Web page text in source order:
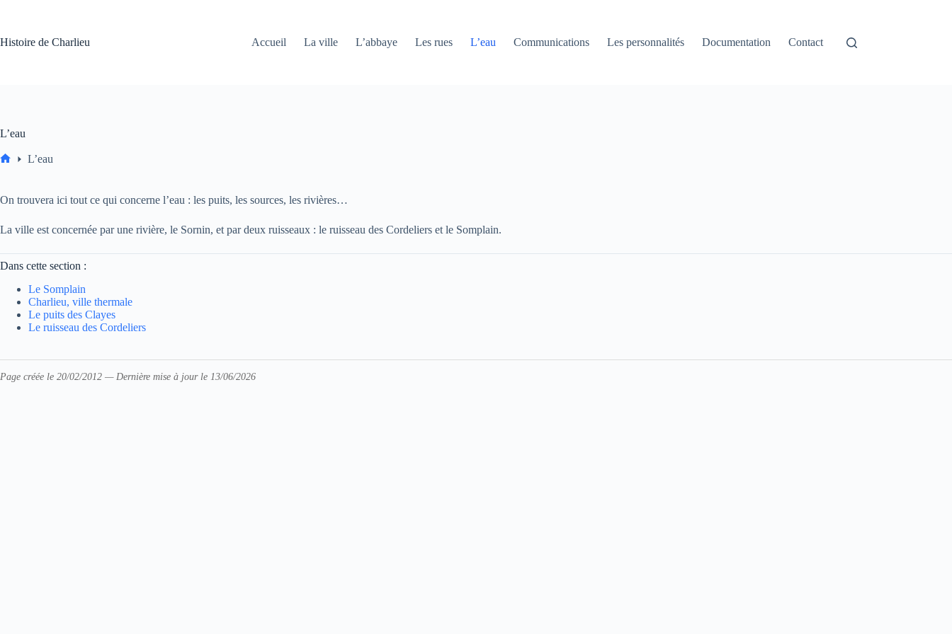
Histoire de Charlieu
Accueil La ville L’abbaye Les rues L’eau Communications Les personnalités Documentation Contact
L’eau
L’eau
On trouvera ici tout ce qui concerne l’eau : les puits, les sources, les rivières…
La ville est concernée par une rivière, le Sornin, et par deux ruisseaux : le ruisseau des Cordeliers et le Somplain.
Dans cette section :
Le Somplain
Charlieu, ville thermale
Le puits des Clayes
Le ruisseau des Cordeliers
Page créée le 20/02/2012 — Dernière mise à jour le 13/06/2026